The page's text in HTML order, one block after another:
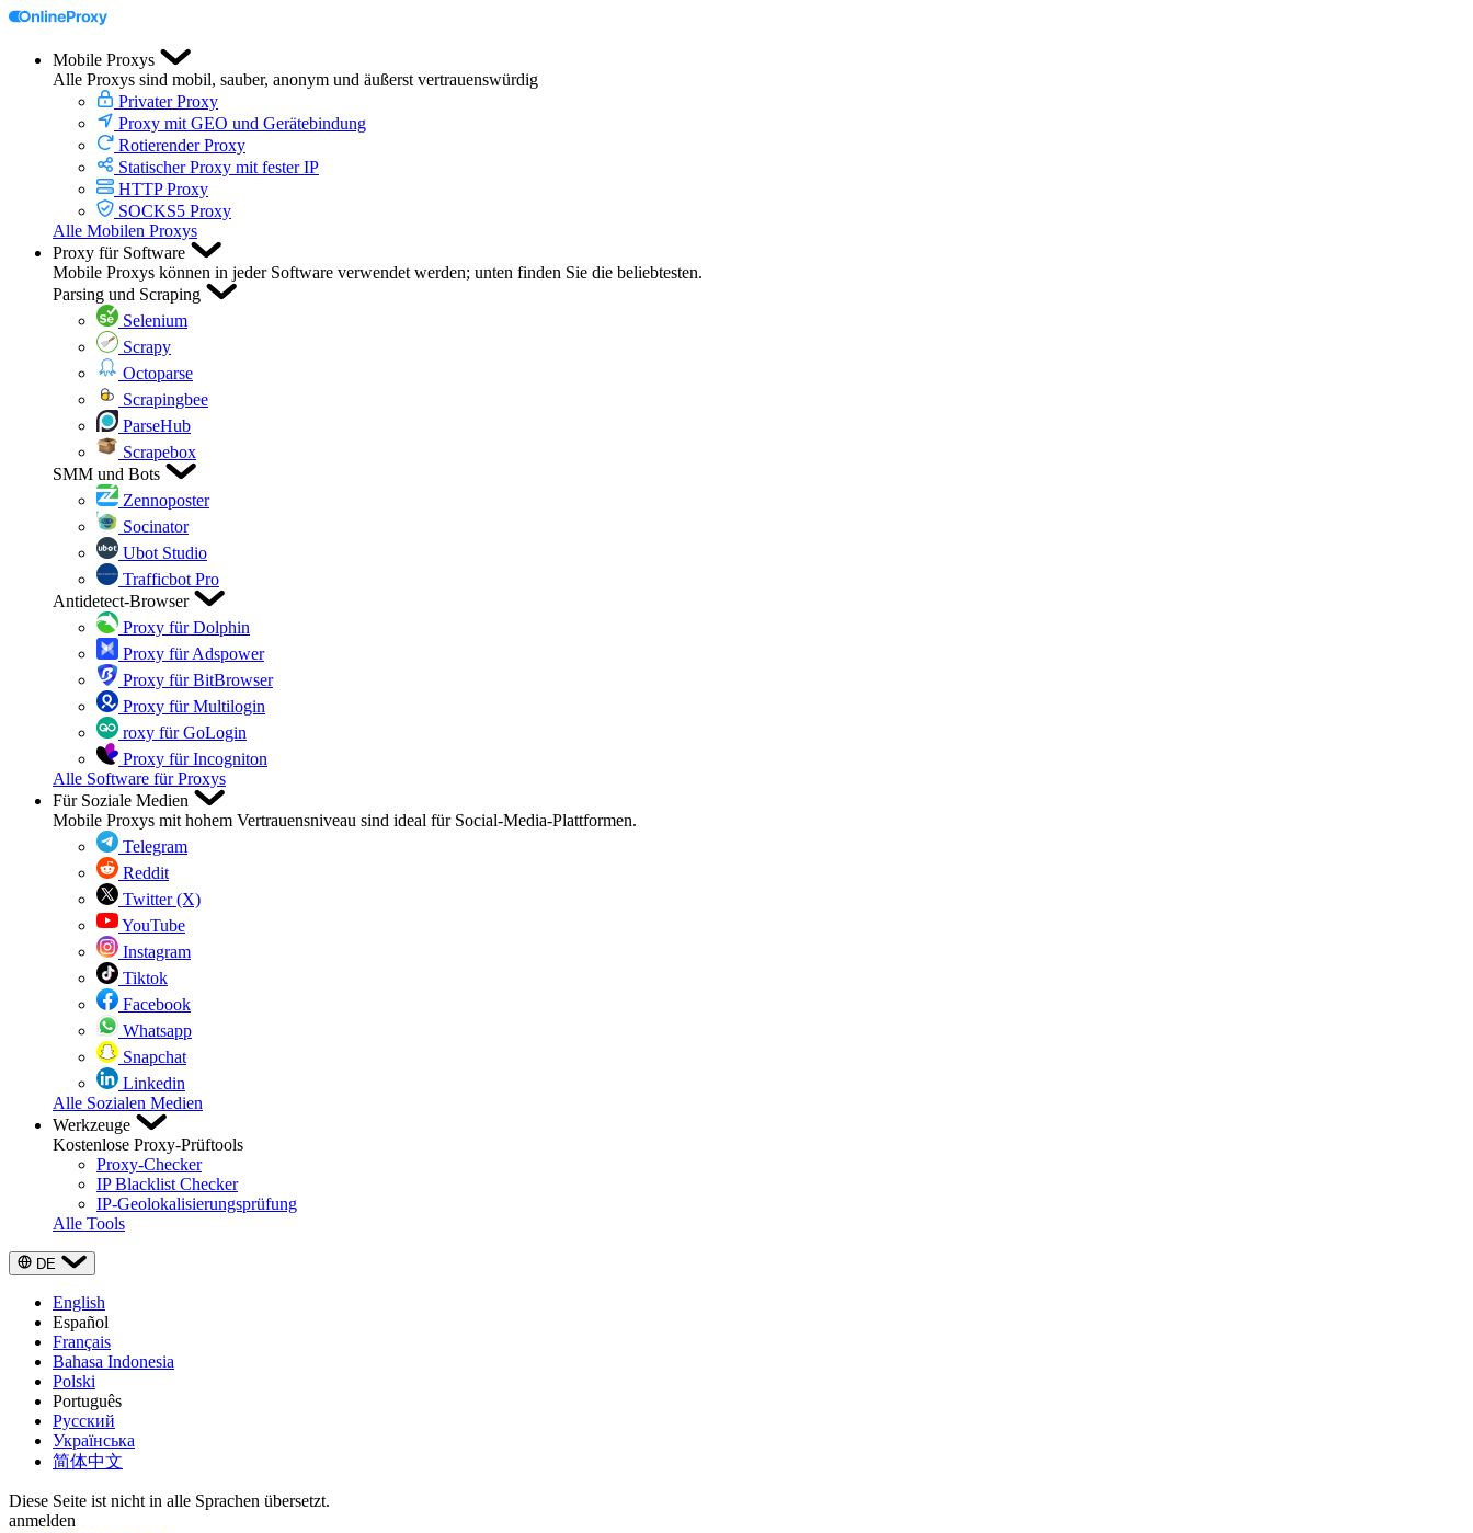
Mobile Proxys
Alle Proxys sind mobil, sauber, anonym und äußerst vertrauenswürdig
Privater Proxy
Proxy mit GEO und Gerätebindung
Rotierender Proxy
Statischer Proxy mit fester IP
HTTP Proxy
SOCKS5 Proxy
Alle Mobilen Proxys
Proxy für Software
Mobile Proxys können in jeder Software verwendet werden; unten finden Sie die beliebtesten.
Parsing und Scraping
Selenium
Scrapy
Octoparse
Scrapingbee
ParseHub
Scrapebox
SMM und Bots
Zennoposter
Socinator
Ubot Studio
Trafficbot Pro
Antidetect-Browser
Proxy für Dolphin
Proxy für Adspower
Proxy für BitBrowser
Proxy für Multilogin
roxy für GoLogin
Proxy für Incogniton
Alle Software für Proxys
Für Soziale Medien
Mobile Proxys mit hohem Vertrauensniveau sind ideal für Social-Media-Plattformen.
Telegram
Reddit
Twitter (X)
YouTube
Instagram
Tiktok
Facebook
Whatsapp
Snapchat
Linkedin
Alle Sozialen Medien
Werkzeuge
Kostenlose Proxy-Prüftools
Proxy-Checker
IP Blacklist Checker
IP-Geolokalisierungsprüfung
Alle Tools
DE
English
Español
Français
Bahasa Indonesia
Polski
Português
Русский
Українська
简体中文
Diese Seite ist nicht in alle Sprachen übersetzt.
anmelden